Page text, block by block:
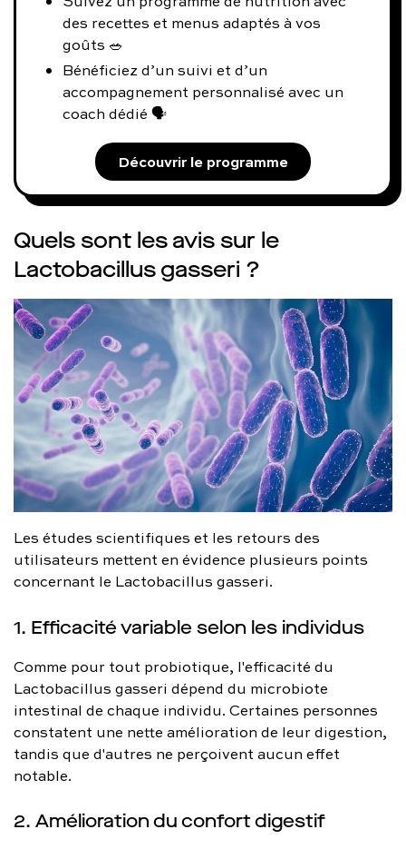
des recettes et menus adaptés à vos
goûts 🥗
Bénéficiez d’un suivi et d’un
accompagnement personnalisé avec un
coach dédié 🗣️
Découvrir le programme
Quels sont les avis sur le
Lactobacillus gasseri ?
Les études scientifiques et les retours des
utilisateurs mettent en évidence plusieurs points
concernant le Lactobacillus gasseri.
1. Efficacité variable selon les individus
Comme pour tout probiotique, l'efficacité du
Lactobacillus gasseri dépend du microbiote
intestinal de chaque individu. Certaines personnes
constatent une nette amélioration de leur digestion,
tandis que d'autres ne perçoivent aucun effet
notable.
2. Amélioration du confort digestif